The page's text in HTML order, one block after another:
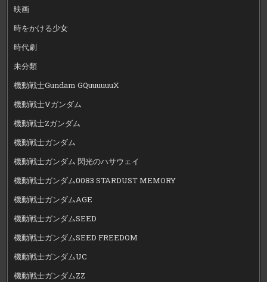
映画
時をかける少女
時代劇
未分類
機動戦士Gundam GQuuuuuuX
機動戦士Vガンダム
機動戦士Zガンダム
機動戦士ガンダム
機動戦士ガンダム 閃光のハサウェイ
機動戦士ガンダム0083 STARDUST MEMORY
機動戦士ガンダムAGE
機動戦士ガンダムSEED
機動戦士ガンダムSEED FREEDOM
機動戦士ガンダムUC
機動戦士ガンダムZZ